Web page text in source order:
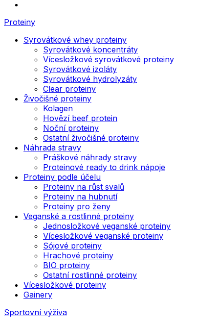
Proteiny
Syrovátkové whey proteiny
Syrovátkové koncentráty
Vícesložkové syrovátkové proteiny
Syrovátkové izoláty
Syrovátkové hydrolyzáty
Clear proteiny
Živočišné proteiny
Kolagen
Hovězí beef protein
Noční proteiny
Ostatní živočišné proteiny
Náhrada stravy
Práškové náhrady stravy
Proteinové ready to drink nápoje
Proteiny podle účelu
Proteiny na růst svalů
Proteiny na hubnutí
Proteiny pro ženy
Veganské a rostlinné proteiny
Jednosložkové veganské proteiny
Vícesložkové veganské proteiny
Sójové proteiny
Hrachové proteiny
BIO proteiny
Ostatní rostlinné proteiny
Vícesložkové proteiny
Gainery
Sportovní výživa